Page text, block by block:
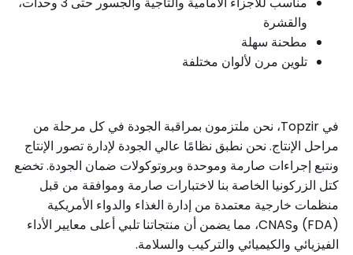
والقشرة
مطحنة سهلة
تلوين مرن لألوان مختلفة
في Topzir، نحن ملتزمون بمراقبة الجودة في كل مرحلة من
مراحل الإنتاج. نحن نطبق نظامًا عالي الجودة لإدارة تصور الإنتاج
ونتبع إجراءات صارمة وموحدة وبروتوكولات ضمان الجودة. تخضع
كتل الزركونيا الخاصة بنا لاختبارات صارمة وموافقة من قبل
منظمات خارجية معتمدة من إدارة الغذاء والدواء الأمريكية
(FDA) وCNAS، مما يضمن أن منتجاتنا تلبي أعلى معايير الأداء
الفيزيائي والكيميائي والتركيب والسلامة.